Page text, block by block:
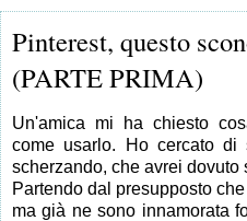
Pinterest, questo
(PARTE PRIMA)
Un'amica mi ha chiesto
come usarlo. Ho cercato di
scherzando, che avrei dovuto
Partendo dal presupposto
ma già ne sono innamorata